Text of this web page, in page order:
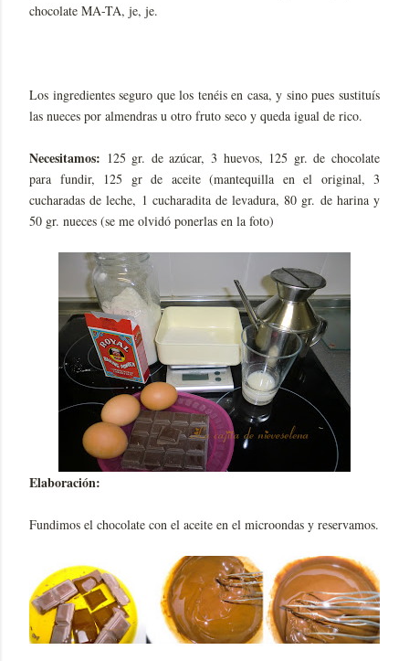
chocolate MA-TA, je, je.
Los ingredientes seguro que los tenéis en casa, y sino pues sustituís
las nueces por almendras u otro fruto seco y queda igual de rico.
Necesitamos: 125 gr. de azúcar, 3 huevos, 125 gr. de chocolate
para fundir, 125 gr de aceite (mantequilla en el original, 3
cucharadas de leche, 1 cucharadita de levadura, 80 gr. de harina y
50 gr. nueces (se me olvidó ponerlas en la foto)
Elaboración:
Fundimos el chocolate con el aceite en el microondas y reservamos.